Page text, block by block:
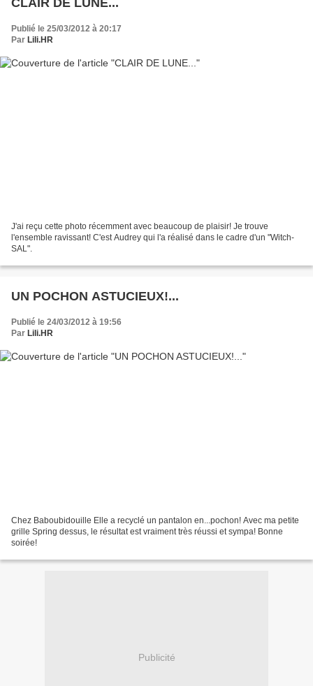
Publié le 25/03/2012 à 20:17
Par Lili.HR
J'ai reçu cette photo récemment avec beaucoup de plaisir! Je trouve
l'ensemble ravissant! C'est Audrey qui l'a réalisé dans le cadre d'un "Witch-
SAL".
UN POCHON ASTUCIEUX!...
Publié le 24/03/2012 à 19:56
Par Lili.HR
Chez Baboubidouille Elle a recyclé un pantalon en...pochon! Avec ma petite
grille Spring dessus, le résultat est vraiment très réussi et sympa! Bonne
soirée!
Publicité